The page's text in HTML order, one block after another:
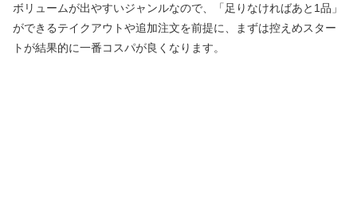
ボリュームが出やすいジャンルなので、「足りなければあと1品」
ができるテイクアウトや追加注文を前提に、まずは控えめスター
トが結果的に一番コスパが良くなります。